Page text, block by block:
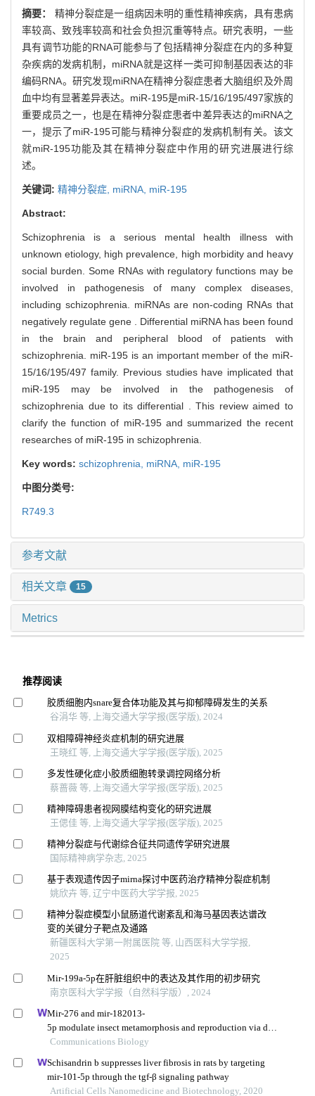
摘要： 精神分裂症是一组病因未明的重性精神疾病，具有患病
率较高、致残率较高和社会负担沉重等特点。研究表明，一些
具有调节功能的RNA可能参与了包括精神分裂症在内的多种复
杂疾病的发病机制，miRNA就是这样一类可抑制基因表达的非
编码RNA。研究发现miRNA在精神分裂症患者大脑组织及外周
血中均有显著差异表达。miR-195是miR-15/16/195/497家族的
重要成员之一，也是在精神分裂症患者中差异表达的miRNA之
一，提示了miR-195可能与精神分裂症的发病机制有关。该文
就miR-195功能及其在精神分裂症中作用的研究进展进行综
述。
关键词: 精神分裂症, miRNA, miR-195
Abstract:
Schizophrenia is a serious mental health illness with
unknown etiology, high prevalence, high morbidity and heavy
social burden. Some RNAs with regulatory functions may be
involved in pathogenesis of many complex diseases,
including schizophrenia. miRNAs are non-coding RNAs that
negatively regulate gene . Differential miRNA has been found
in the brain and peripheral blood of patients with
schizophrenia. miR-195 is an important member of the miR-
15/16/195/497 family. Previous studies have implicated that
miR-195 may be involved in the pathogenesis of
schizophrenia due to its differential . This review aimed to
clarify the function of miR-195 and summarized the recent
researches of miR-195 in schizophrenia.
Key words: schizophrenia, miRNA, miR-195
中图分类号:
R749.3
参考文献
相关文章 15
Metrics
推荐阅读
胶质细胞内snare复合体功能及其与抑郁障碍发生的关系
谷涓华 等, 上海交通大学学报(医学版), 2024
双相障碍神经炎症机制的研究进展
王晓红 等, 上海交通大学学报(医学版), 2025
多发性硬化症小胶质细胞转录调控网络分析
蔡蔷薇 等, 上海交通大学学报(医学版), 2025
精神障碍患者视网膜结构变化的研究进展
王偲佳 等, 上海交通大学学报(医学版), 2025
精神分裂症与代谢综合征共同遗传学研究进展
国际精神病学杂志, 2025
基于表观遗传因子mirna探讨中医药治疗精神分裂症机制
姚欣卉 等, 辽宁中医药大学学报, 2025
精神分裂症模型小鼠肠道代谢紊乱和海马基因表达谱改
变的关键分子靶点及通路
新疆医科大学第一附属医院 等, 山西医科大学学报,
2025
Mir-199a-5p在肝脏组织中的表达及其作用的初步研究
南京医科大学学报（自然科学版）, 2024
Mir-276 and mir-182013-
5p modulate insect metamorphosis and reproduction via dual
ly regulating juvenile hormone acid methyltransferase
Communications Biology
Schisandrin b suppresses liver fibrosis in rats by targeting
mir-101-5p through the tgf-β signaling pathway
Artificial Cells Nanomedicine and Biotechnology, 2020